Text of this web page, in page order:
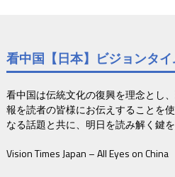
看中国【日本】ビジョンタ
看中国は伝統文化の復興を理念とし
報を読者の皆様にお伝えすることを
なる話題と共に、明日を読み解く鍵
Vision Times Japan – All Eyes on China